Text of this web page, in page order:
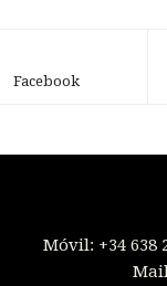
Facebook
Móvil: +34 638